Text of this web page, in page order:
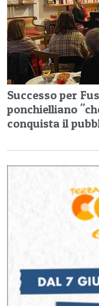
Successo per
ponchielliano
conquista il